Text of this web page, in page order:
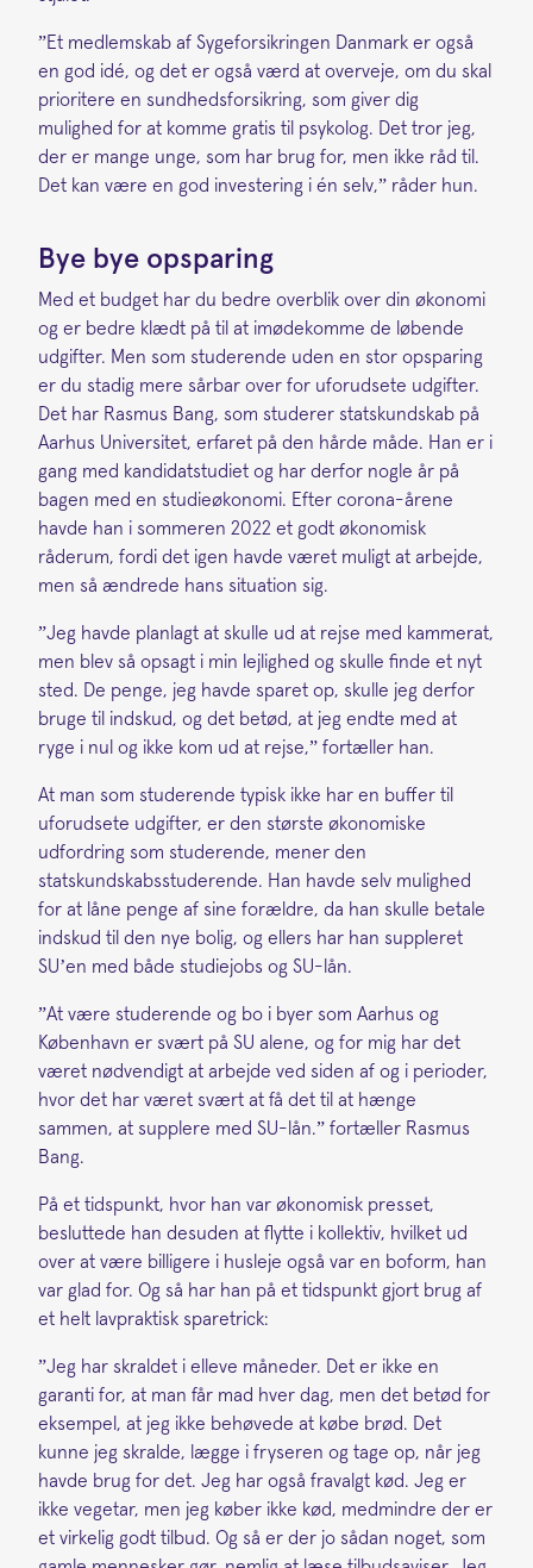
”Et medlemskab af Sygeforsikringen Danmark er også
en god idé, og det er også værd at overveje, om du skal
prioritere en sundhedsforsikring, som giver dig
mulighed for at komme gratis til psykolog. Det tror jeg,
der er mange unge, som har brug for, men ikke råd til.
Det kan være en god investering i én selv,” råder hun.
Bye bye opsparing
Med et budget har du bedre overblik over din økonomi
og er bedre klædt på til at imødekomme de løbende
udgifter. Men som studerende uden en stor opsparing
er du stadig mere sårbar over for uforudsete udgifter.
Det har Rasmus Bang, som studerer statskundskab på
Aarhus Universitet, erfaret på den hårde måde. Han er i
gang med kandidatstudiet og har derfor nogle år på
bagen med en studieøkonomi. Efter corona-årene
havde han i sommeren 2022 et godt økonomisk
råderum, fordi det igen havde været muligt at arbejde,
men så ændrede hans situation sig.
”Jeg havde planlagt at skulle ud at rejse med kammerat,
men blev så opsagt i min lejlighed og skulle finde et nyt
sted. De penge, jeg havde sparet op, skulle jeg derfor
bruge til indskud, og det betød, at jeg endte med at
ryge i nul og ikke kom ud at rejse,” fortæller han.
At man som studerende typisk ikke har en buffer til
uforudsete udgifter, er den største økonomiske
udfordring som studerende, mener den
statskundskabsstuderende. Han havde selv mulighed
for at låne penge af sine forældre, da han skulle betale
indskud til den nye bolig, og ellers har han suppleret
SU’en med både studiejobs og SU-lån.
”At være studerende og bo i byer som Aarhus og
København er svært på SU alene, og for mig har det
været nødvendigt at arbejde ved siden af og i perioder,
hvor det har været svært at få det til at hænge
sammen, at supplere med SU-lån.” fortæller Rasmus
Bang.
På et tidspunkt, hvor han var økonomisk presset,
besluttede han desuden at flytte i kollektiv, hvilket ud
over at være billigere i husleje også var en boform, han
var glad for. Og så har han på et tidspunkt gjort brug af
et helt lavpraktisk sparetrick:
”Jeg har skraldet i elleve måneder. Det er ikke en
garanti for, at man får mad hver dag, men det betød for
eksempel, at jeg ikke behøvede at købe brød. Det
kunne jeg skralde, lægge i fryseren og tage op, når jeg
havde brug for det. Jeg har også fravalgt kød. Jeg er
ikke vegetar, men jeg køber ikke kød, medmindre der er
et virkelig godt tilbud. Og så er der jo sådan noget, som